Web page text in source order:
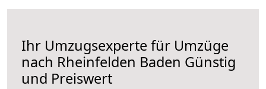
Ihr Umzugsexperte für Umzüge
nach Rheinfelden Baden Günstig
und Preiswert